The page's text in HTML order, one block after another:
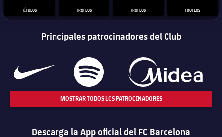
TÍTULOS TROFEOS TROFEOS TROFEOS
Principales patrocinadores del Club
MOSTRAR TODOS LOS PATROCINADORES
Descarga la App oficial del FC Barcelona